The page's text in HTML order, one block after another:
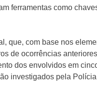
ferramentas como
que, com base nos
de ocorrências
dos envolvidos em
investigados pela